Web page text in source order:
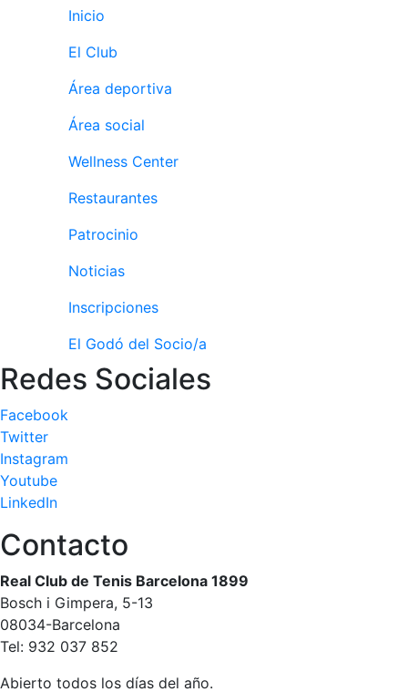
Inicio
El Club
Área deportiva
Área social
Wellness Center
Restaurantes
Patrocinio
Noticias
Inscripciones
El Godó del Socio/a
Redes Sociales
Facebook
Twitter
Instagram
Youtube
LinkedIn
Contacto
Real Club de Tenis Barcelona 1899
Bosch i Gimpera, 5-13
08034-Barcelona
Tel: 932 037 852
Abierto todos los días del año.